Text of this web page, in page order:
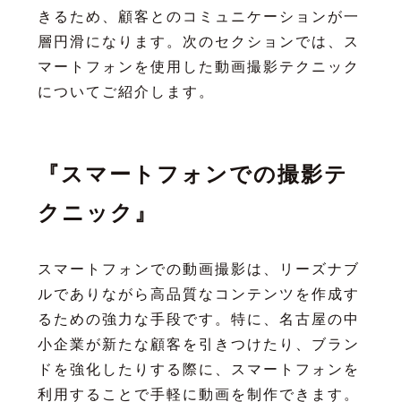
きるため、顧客とのコミュニケーションが一
層円滑になります。次のセクションでは、ス
マートフォンを使用した動画撮影テクニック
についてご紹介します。
『スマートフォンでの撮影テ
クニック』
スマートフォンでの動画撮影は、リーズナブ
ルでありながら高品質なコンテンツを作成す
るための強力な手段です。特に、名古屋の中
小企業が新たな顧客を引きつけたり、ブラン
ドを強化したりする際に、スマートフォンを
利用することで手軽に動画を制作できます。